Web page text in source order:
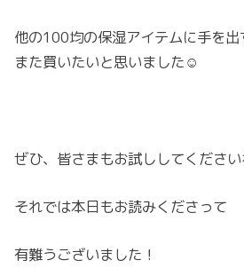
他の100均の保湿アイテムに手を出
また買いたいと思いました☺︎
ぜひ、皆さまもお試ししてくださ
それでは本日もお読みくださって
有難うございました！